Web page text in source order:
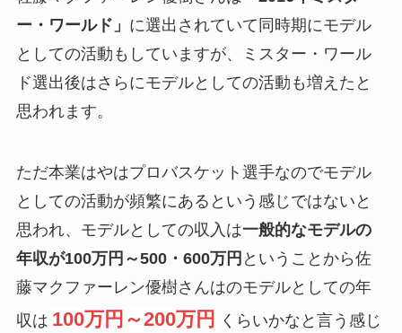
ー・ワールド」 に選出されていて同時期にモデル
としての活動もしていますが、ミスター・ワール
ド選出後はさらにモデルとしての活動も増えたと
思われます。
ただ本業はやはプロバスケット選手なのでモデル
としての活動が頻繁にあるという感じではないと
思われ、モデルとしての収入は一般的なモデルの
年収が100万円～500・600万円 ということから佐
藤マクファーレン優樹さんはのモデルとしての年
収は 100万円～200万円
くらいかなと言う感じ